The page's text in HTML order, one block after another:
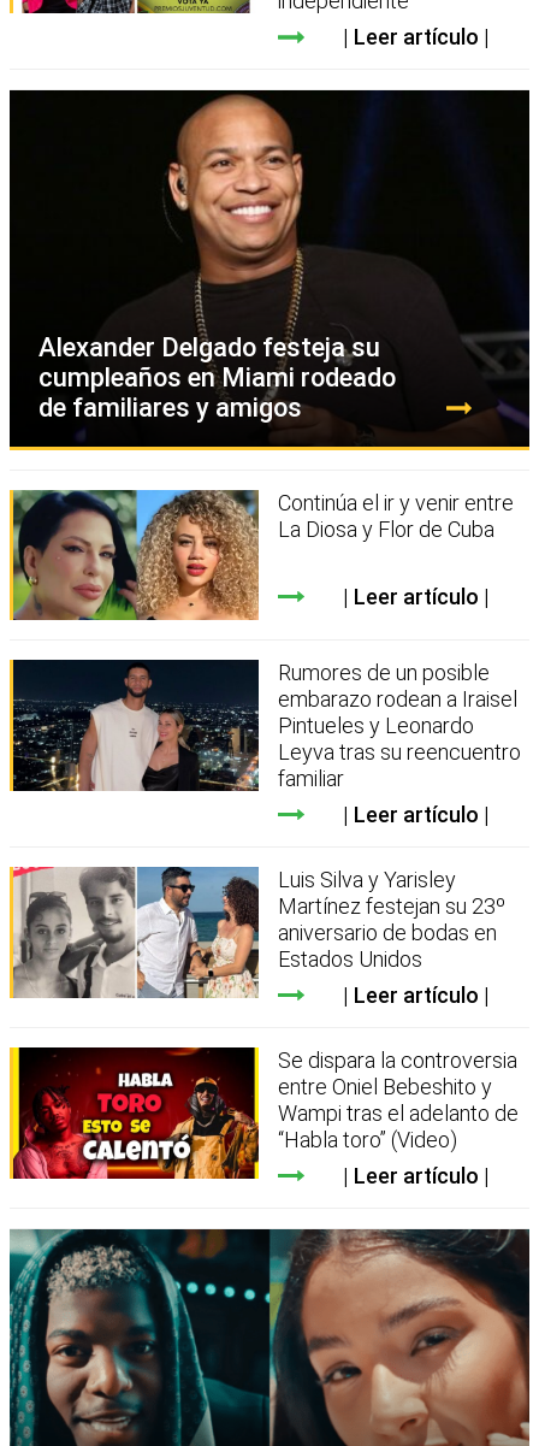
Leer artículo
Alexander Delgado festeja su
cumpleaños en Miami rodeado
de familiares y amigos
Continúa el ir y venir entre
La Diosa y Flor de Cuba
Leer artículo
Rumores de un posible
embarazo rodean a Iraisel
Pintueles y Leonardo
Leyva tras su reencuentro
familiar
Leer artículo
Luis Silva y Yarisley
Martínez festejan su 23º
aniversario de bodas en
Estados Unidos
Leer artículo
Se dispara la controversia
entre Oniel Bebeshito y
Wampi tras el adelanto de
“Habla toro” (Video)
Leer artículo